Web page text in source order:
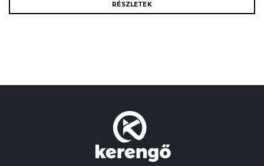
RÉSZLETEK